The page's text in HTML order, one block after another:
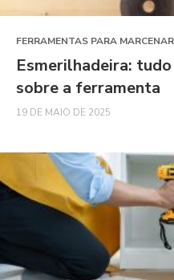
FERRAMENTAS PARA
Esmerilhadeira:
sobre a ferramenta
19 DE MAIO DE 2025